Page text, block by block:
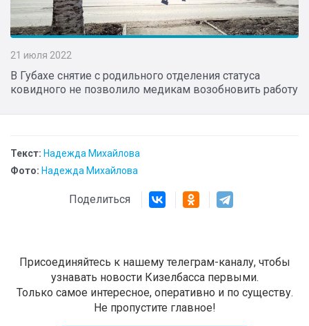
21 июля 2022
В Губахе снятие с родильного отделения статуса
ковидного не позволило медикам возобновить работу
Текст: Надежда Михайлова
Фото: Надежда Михайлова
Поделиться
Присоединяйтесь к нашему телеграм-каналу, чтобы
узнавать новости Кизелбасса первыми.
Только самое интересное, оперативно и по существу.
Не пропустите главное!